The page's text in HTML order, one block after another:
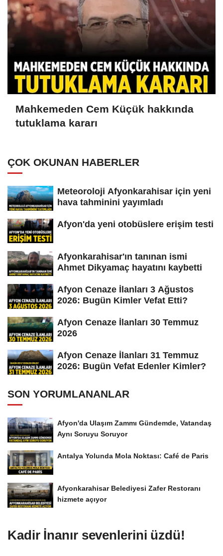
Mahkemeden Cem Küçük hakkında
tutuklama kararı
ÇOK OKUNAN HABERLER
Meteoroloji Afyonkarahisar için yeni
hava tahminini yayımladı
Afyon'da yeni otobüslere erişim testi
Afyonkarahisar'ın tanınan ismi
Ahmet Dikyamaç hayatını kaybetti
Afyon Cenaze İlanları 3 Ağustos
2026: Bugün Kimler Vefat Etti?
Afyon Cenaze İlanları 30 Temmuz
2026
Afyon Cenaze İlanları 31 Temmuz
2026: Bugün Vefat Edenler Kimler?
SON YORUMLANANLAR
Afyon'da Ulaşım Zammı Gündemde, Vatandaş
Aynı Soruyu Soruyor
Antalya Yolunda Mola Noktası: Café de Paris
Afyonkarahisar Belediyesi Zafer Restoranı
hizmete açıyor
Kadir İnanır sevenlerini üzdü!